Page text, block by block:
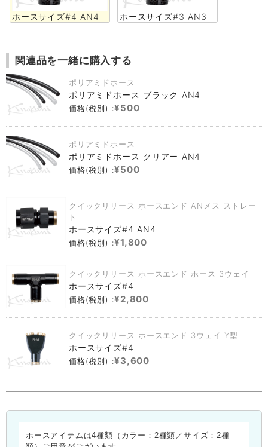
ホースサイズ#4 AN4 ホースサイズ#3 AN3
関連品を一緒に購入する
ポリアミドホース
ポリアミドホース ブラック AN4
価格(税別) :¥500
ポリアミドホース
ポリアミドホース クリアー AN4
価格(税別) :¥500
クイックリリース ホースエンド ANメス ストレー
ト
ホースサイズ#4 AN4
価格(税別) :¥1,800
クイックリリース ホースエンド ホース 3ウェイ
ホースサイズ#4
価格(税別) :¥2,800
クイックリリース ホースエンド 3ウェイ Y型
ホースサイズ#4
価格(税別) :¥3,600
ホースアイテムは4種類（カラー：2種類／サイズ：2種